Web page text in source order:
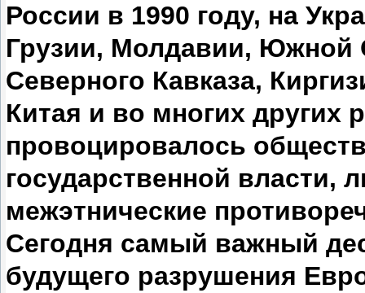
России в 1990 году, на
Грузии, Молдавии, Южной
Северного Кавказа,
Китая и во многих других
провоцировалось
государственной власти,
межэтнические
Сегодня самый важный
будущего разрушения